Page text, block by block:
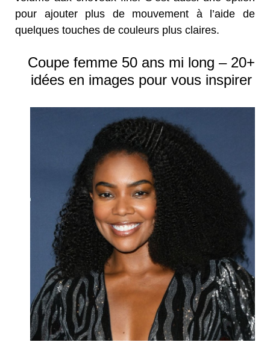
pour ajouter plus de mouvement à l’aide de
quelques touches de couleurs plus claires.
Coupe femme 50 ans mi long – 20+
idées en images pour vous inspirer